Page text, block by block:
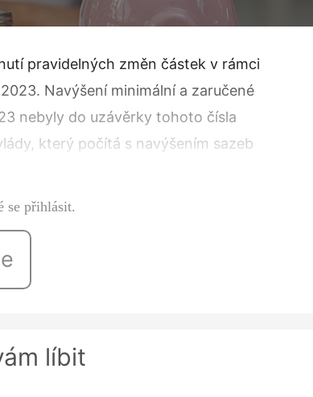
pravidelných změn částek v rámci
Navýšení minimální a zaručené
nebyly do uzávěrky tohoto čísla
který počítá s navýšením sazeb
se přihlásit.
líbit